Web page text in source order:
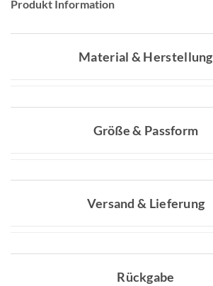
Produkt Information
Material & Herstellung
Größe & Passform
Versand & Lieferung
Rückgabe